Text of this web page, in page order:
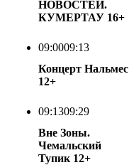
НОВОСТЕЙ.
КУМЕРТАУ 16+
09:0009:13
Концерт Нальмес
12+
09:1309:29
Вне Зоны.
Чемальский
Тупик 12+